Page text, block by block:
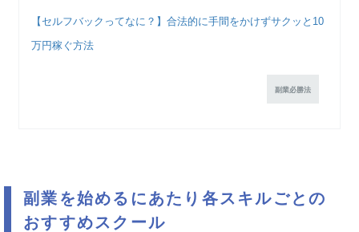
【セルフバックってなに？】合法的に手間をかけずサクッと10
万円稼ぐ方法
副業必勝法
副業を始めるにあたり各スキルごとの
おすすめスクール